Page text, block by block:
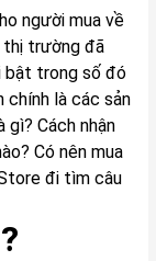
người mua về
thị trường đã
bật trong số đó
chính là các sản
Cách nhận
Có nên mua
đi tìm câu